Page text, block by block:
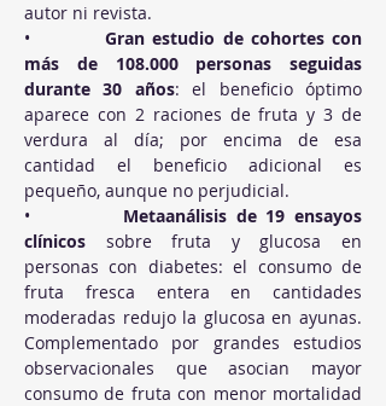
autor ni revista.
• Gran estudio de cohortes con
más de 108.000 personas seguidas
durante 30 años: el beneficio óptimo
aparece con 2 raciones de fruta y 3 de
verdura al día; por encima de esa
cantidad el beneficio adicional es
pequeño, aunque no perjudicial.
• Metaanálisis de 19 ensayos
clínicos sobre fruta y glucosa en
personas con diabetes: el consumo de
fruta fresca entera en cantidades
moderadas redujo la glucosa en ayunas.
Complementado por grandes estudios
observacionales que asocian mayor
consumo de fruta con menor mortalidad